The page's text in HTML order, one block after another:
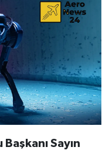
Sayın